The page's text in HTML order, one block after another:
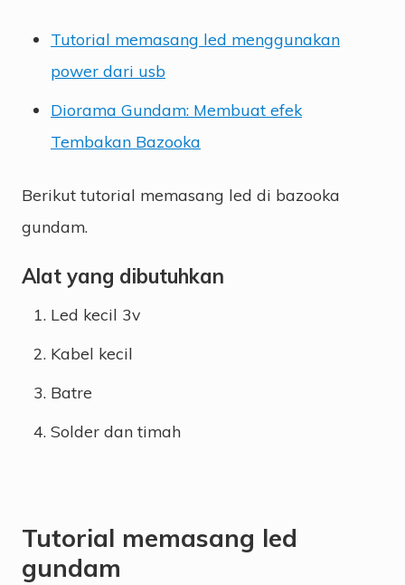
Tutorial memasang led menggunakan
power dari usb
Diorama Gundam: Membuat efek
Tembakan Bazooka
Berikut tutorial memasang led di bazooka
gundam.
Alat yang dibutuhkan
Led kecil 3v
Kabel kecil
Batre
Solder dan timah
Tutorial memasang led
gundam